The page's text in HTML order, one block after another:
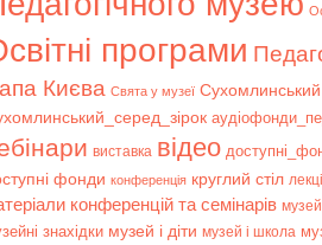
програми
Києва Свята у музеї Сухомлинський
виставка відео
фонди конференція круглий стіл
конференцій та семінарів
знахідки музей і діти музей і школа